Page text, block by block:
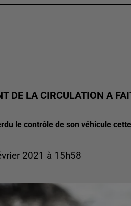
DE LA CIRCULATION A
le contrôle de son véhicule
2021 à 15h58